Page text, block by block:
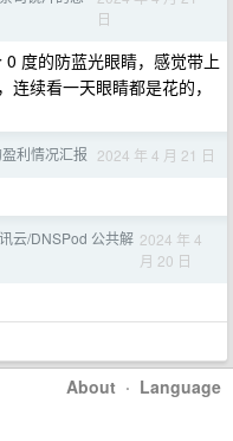
日
度的防蓝光眼睛，感觉带上
续看一天眼睛都是花的，
利情况汇报 2024 年 4 月 21 日
云/DNSPod 公共解 2024 年 4
月 20 日
About · Language